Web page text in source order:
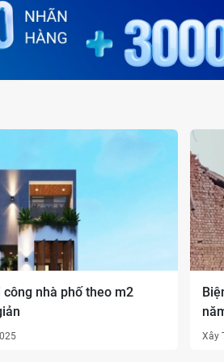
nhà phố theo m2
Xây